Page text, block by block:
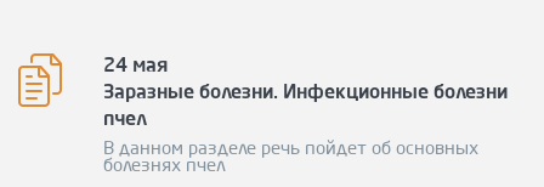
24 мая
Заразные болезни. Инфекционные болезни
пчел
В данном разделе речь пойдет об основных
болезнях пчел